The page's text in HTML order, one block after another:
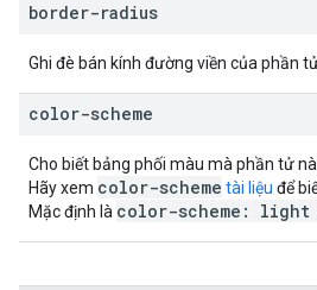
border-radius
Ghi đè bán kính đường viền của phần
color-scheme
Cho biết bảng phối màu mà phần tử
Hãy xem color-scheme tài liệu để
Mặc định là color-scheme: light